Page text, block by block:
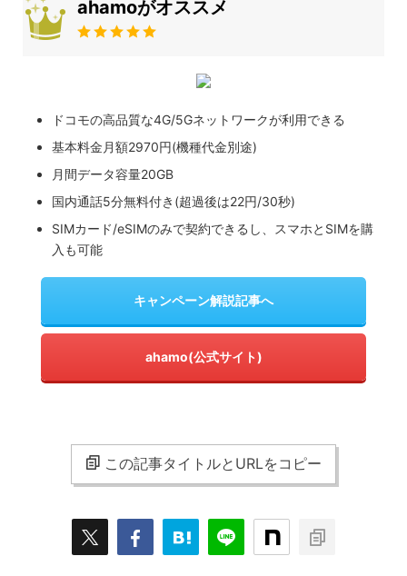
ahamoがオススメ
ドコモの高品質な4G/5Gネットワークが利用できる
基本料金月額2970円(機種代金別途)
月間データ容量20GB
国内通話5分無料付き(超過後は22円/30秒)
SIMカード/eSIMのみで契約できるし、スマホとSIMを購
入も可能
キャンペーン解説記事へ
ahamo(公式サイト)
この記事タイトルとURLをコピー